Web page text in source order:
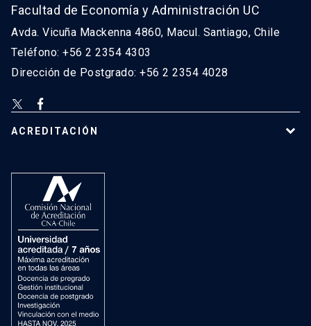
Facultad de Economía y Administración UC
Avda. Vicuña Mackenna 4860, Macul. Santiago, Chile
Teléfono: +56 2 2354 4303
Dirección de Postgrado: +56 2 2354 4028
ACREDITACIÓN